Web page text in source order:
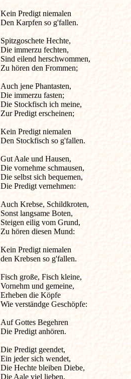
Kein Predigt niemalen
Den Karpfen so g'fallen.
Spitzgoschete Hechte,
Die immerzu fechten,
Sind eilend herschwommen,
Zu hören den Frommen;
Auch jene Phantasten,
Die immerzu fasten;
Die Stockfisch ich meine,
Zur Predigt erscheinen;
Kein Predigt niemalen
Den Stockfisch so g'fallen.
Gut Aale und Hausen,
Die vornehme schmausen,
Die selbst sich bequemen,
Die Predigt vernehmen:
Auch Krebse, Schildkroten,
Sonst langsame Boten,
Steigen eilig vom Grund,
Zu hören diesen Mund:
Kein Predigt niemalen
den Krebsen so g'fallen.
Fisch große, Fisch kleine,
Vornehm und gemeine,
Erheben die Köpfe
Wie verständge Geschöpfe:
Auf Gottes Begehren
Die Predigt anhören.
Die Predigt geendet,
Ein jeder sich wendet,
Die Hechte bleiben Diebe,
Die Aale viel lieben.